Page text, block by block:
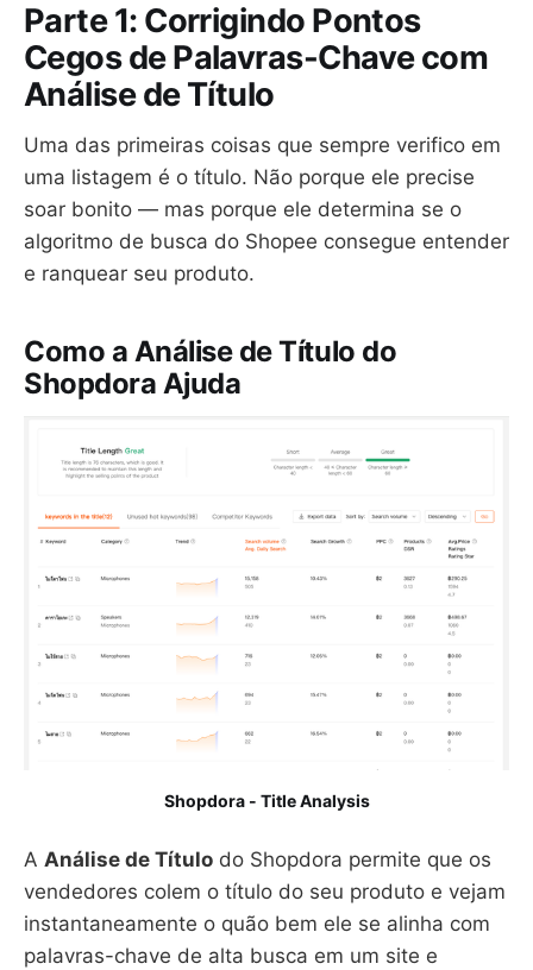
Parte 1: Corrigindo Pontos
Cegos de Palavras-Chave com
Análise de Título
Uma das primeiras coisas que sempre verifico em
uma listagem é o título. Não porque ele precise
soar bonito — mas porque ele determina se o
algoritmo de busca do Shopee consegue entender
e ranquear seu produto.
Como a Análise de Título do
Shopdora Ajuda
Shopdora - Title Analysis
A Análise de Título do Shopdora permite que os
vendedores colem o título do seu produto e vejam
instantaneamente o quão bem ele se alinha com
palavras-chave de alta busca em um site e